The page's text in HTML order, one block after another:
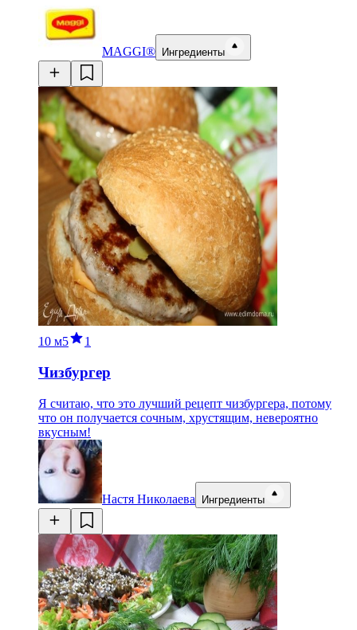
MAGGI® Ингредиенты
10 м5 1
Чизбургер
Я считаю, что это лучший рецепт чизбургера, потому
что он получается сочным, хрустящим, невероятно
вкусным!
Настя Николаева Ингредиенты